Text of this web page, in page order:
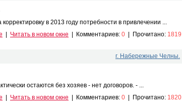
в 2013 году потребности в привлечении ...
Читать в новом окне Комментариев: 0 Прочитано: 1819
г. Набережные Челны.
остаются без хозяев - нет договоров. - ...
Читать в новом окне Комментариев: 0 Прочитано: 1820